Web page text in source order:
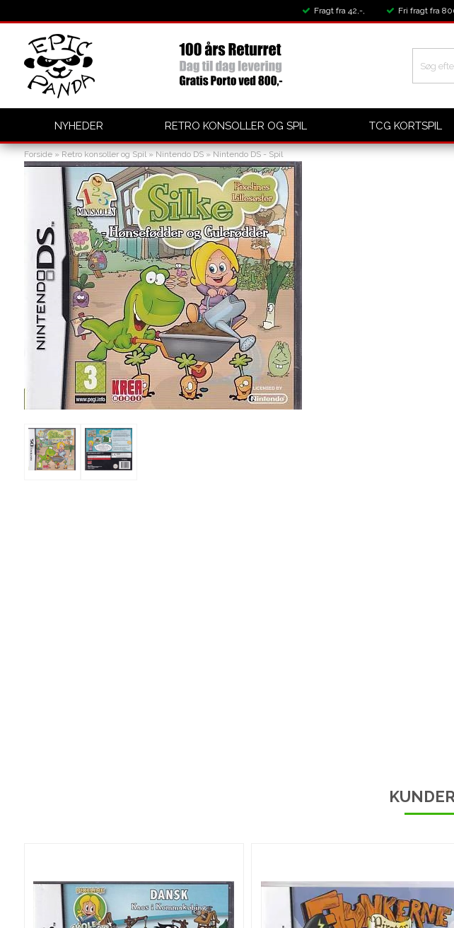
Fragt fra 42,-, Fri fragt fra
NYHEDER RETRO KONSOLLER OG SPIL TCG KORTSPIL
Forside» Retro konsoller og Spil» Nintendo DS» Nintendo DS - Spil